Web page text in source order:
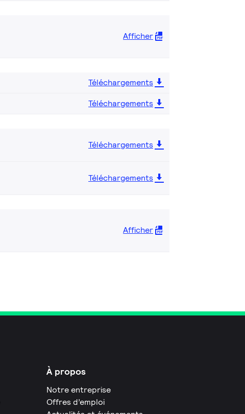
Afficher
Téléchargements
Téléchargements
Téléchargements
Téléchargements
Afficher
À propos
Notre entreprise
Offres d’emploi